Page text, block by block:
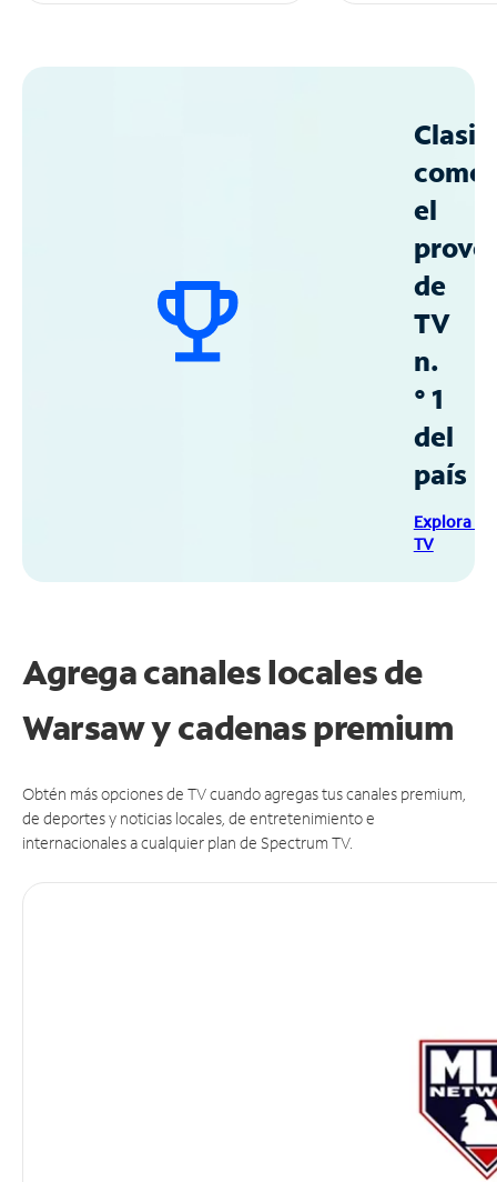
como
el
de
TV
n.
° 1
del
país
Explora
TV
Agrega canales locales de
Warsaw y cadenas premium
Obtén más opciones de TV cuando agregas tus canales premium,
de deportes y noticias locales, de entretenimiento e
internacionales a cualquier plan de Spectrum TV.